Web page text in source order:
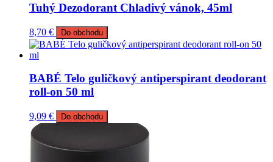
Tuhý Dezodorant Chladivý vánok, 45ml
8,70 € Do obchodu
BABÉ Telo guličkový antiperspirant deodorant
roll-on 50 ml
9,09 € Do obchodu